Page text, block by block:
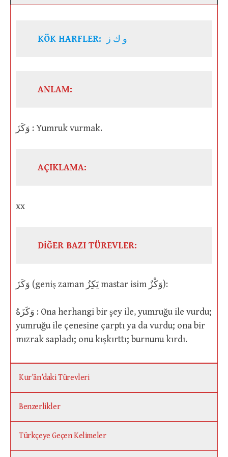
KÖK HARFLER: و ك ز
ANLAM:
وَكَزَ : Yumruk vurmak.
AÇIKLAMA:
xx
DİĞER BAZI TÜREVLER:
وَكَزَ (geniş zaman يَكِزُ mastar isim وَكْزٌ):
وَكَزَهُ : Ona herhangi bir şey ile, yumruğu ile vurdu;
yumruğu ile çenesine çarptı ya da vurdu; ona bir
mızrak sapladı; onu kışkırttı; burnunu kırdı.
Kur’ân’daki Türevleri
Benzerlikler
Türkçeye Geçen Kelimeler